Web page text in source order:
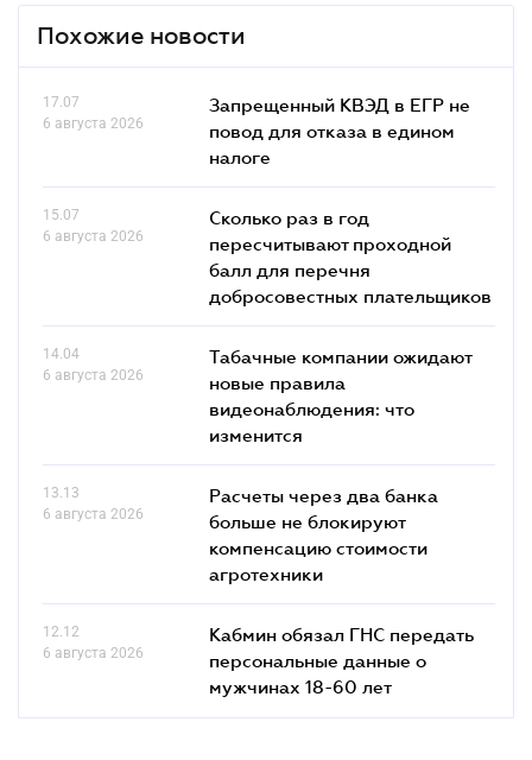
Похожие новости
17.07
6 августа 2026
Запрещенный КВЭД в ЕГР не
повод для отказа в едином
налоге
15.07
6 августа 2026
Сколько раз в год
пересчитывают проходной
балл для перечня
добросовестных плательщиков
14.04
6 августа 2026
Табачные компании ожидают
новые правила
видеонаблюдения: что
изменится
13.13
6 августа 2026
Расчеты через два банка
больше не блокируют
компенсацию стоимости
агротехники
12.12
6 августа 2026
Кабмин обязал ГНС передать
персональные данные о
мужчинах 18-60 лет